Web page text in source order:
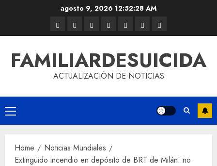
agosto 9, 2026 12:52:28 AM
FAMILIARDESUICIDA
ACTUALIZACIÓN DE NOTICIAS
Home
Noticias Mundiales
Extinguido incendio en depósito de BRT de Milán: no